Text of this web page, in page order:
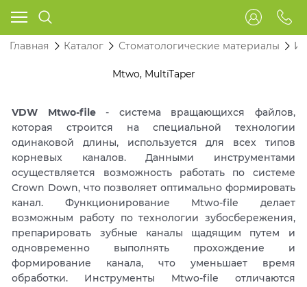
Главная Каталог Стоматологические материалы
Mtwo, MultiTaper
VDW Mtwo-file- система вращающихся файлов,
которая строится на специальной технологии
одинаковой длины, используется для всех типов
корневых каналов. Данными инструментами
осуществляется возможность работать по системе
Crown Down, что позволяет оптимально формировать
канал. Функционирование Mtwo-file делает
возможным работу по технологии зубосбережения,
препарировать зубные каналы щадящим путем и
одновременно выполнять прохождение и
формирование канала, что уменьшает время
обработки. Инструменты Mtwo-file отличаются